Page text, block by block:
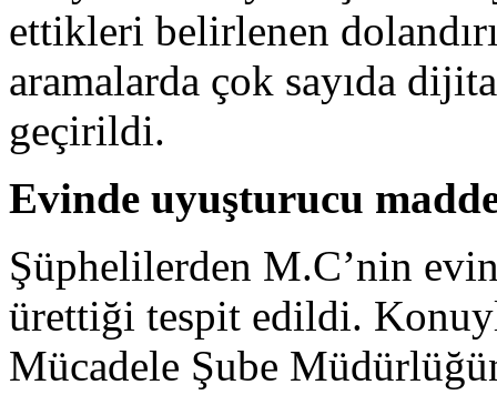
ettikleri belirlenen
aramalarda çok sayıda
geçirildi.
Evinde uyuşturucu
Şüphelilerden M.C’nin
ürettiği tespit edildi.
Mücadele Şube